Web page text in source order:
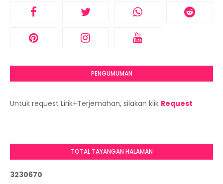
PENGUMUMAN
Untuk request Lirik+Terjemahan, silakan klik Request
TOTAL TAYANGAN HALAMAN
3230670